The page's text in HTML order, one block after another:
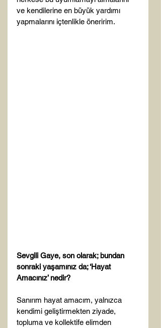
ve kendilerine en büyük yardımı
yapmalarını içtenlikle öneririm.
Sevgili Gaye, son olarak; bundan
sonraki yaşamınız da; ‘Hayat
Amacınız’ nedir?
Sanırım hayat amacım, yalnızca
kendimi geliştirmekten ziyade,
topluma ve kollektife elimden